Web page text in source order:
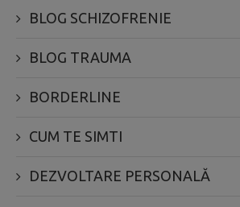
BLOG SCHIZOFRENIE
BLOG TRAUMA
BORDERLINE
CUM TE SIMTI
DEZVOLTARE PERSONALĂ